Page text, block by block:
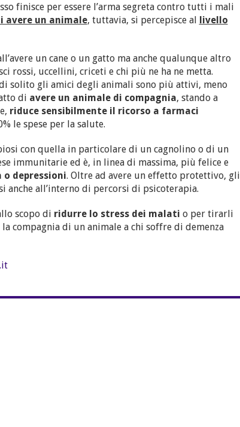
finisce per essere l’arma segreta contro tutti i mali
avere un animale, tuttavia, si percepisce al livello
un cane o un gatto ma anche qualunque altro
rossi, uccellini, criceti e chi più ne ha ne metta.
solito gli amici degli animali sono più attivi, meno
di avere un animale di compagnia, stando a
riduce sensibilmente il ricorso a farmaci
le spese per la salute.
con quella in particolare di un cagnolino o di un
immunitarie ed è, in linea di massima, più felice e
o depressioni. Oltre ad avere un effetto protettivo, gli
anche all’interno di percorsi di psicoterapia.
scopo di ridurre lo stress dei malati o per tirarli
compagnia di un animale a chi soffre di demenza